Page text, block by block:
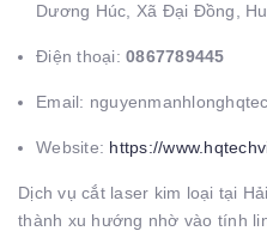
Dương Húc, Xã Đại Đồng,
Điện thoại: 0867789445
Email:
Website: https://
Dịch vụ cắt laser kim loại tại
thành xu hướng nhờ vào tính